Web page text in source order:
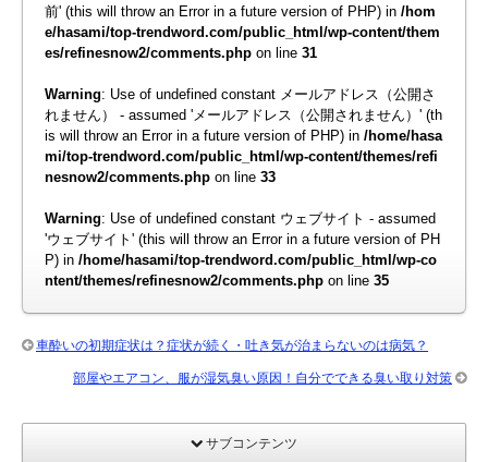
前' (this will throw an Error in a future version of PHP) in /hom
e/hasami/top-trendword.com/public_html/wp-content/them
es/refinesnow2/comments.php on line 31
Warning: Use of undefined constant メールアドレス（公開さ
れません） - assumed 'メールアドレス（公開されません）' (th
is will throw an Error in a future version of PHP) in /home/hasa
mi/top-trendword.com/public_html/wp-content/themes/refi
nesnow2/comments.php on line 33
Warning: Use of undefined constant ウェブサイト - assumed
'ウェブサイト' (this will throw an Error in a future version of PH
P) in /home/hasami/top-trendword.com/public_html/wp-co
ntent/themes/refinesnow2/comments.php on line 35
車酔いの初期症状は？症状が続く・吐き気が治まらないのは病気？
部屋やエアコン、服が湿気臭い原因！自分でできる臭い取り対策
サブコンテンツ